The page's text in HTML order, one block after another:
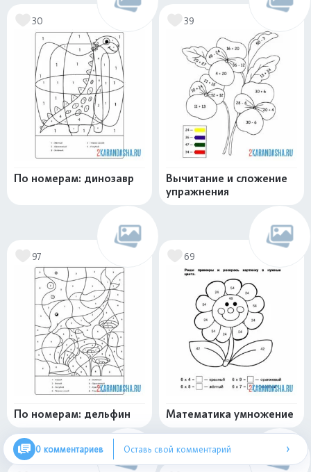
30
По номерам: динозавр
39
Вычитание и сложение
упражнения
97
По номерам: дельфин
69
Математика умножение
0 комментариев Оставь свой комментарий ›